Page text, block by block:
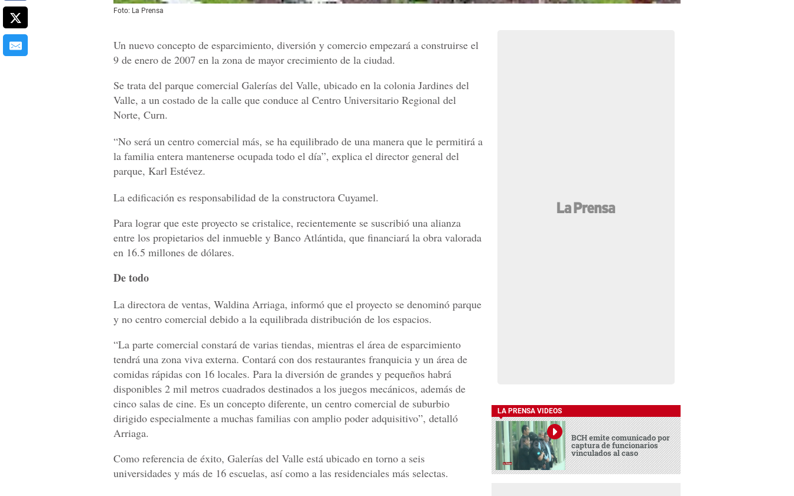
Foto: La Prensa
Un nuevo concepto de esparcimiento, diversión y comercio empezará a construirse el
9 de enero de 2007 en la zona de mayor crecimiento de la ciudad.
Se trata del parque comercial Galerías del Valle, ubicado en la colonia Jardines del
Valle, a un costado de la calle que conduce al Centro Universitario Regional del
Norte, Curn.
“No será un centro comercial más, se ha equilibrado de una manera que le permitirá a
la familia entera mantenerse ocupada todo el día”, explica el director general del
parque, Karl Estévez.
La edificación es responsabilidad de la constructora Cuyamel.
Para lograr que este proyecto se cristalice, recientemente se suscribió una alianza
entre los propietarios del inmueble y Banco Atlántida, que financiará la obra valorada
en 16.5 millones de dólares.
De todo
La directora de ventas, Waldina Arriaga, informó que el proyecto se denominó parque
y no centro comercial debido a la equilibrada distribución de los espacios.
“La parte comercial constará de varias tiendas, mientras el área de esparcimiento
tendrá una zona viva externa. Contará con dos restaurantes franquicia y un área de
comidas rápidas con 16 locales. Para la diversión de grandes y pequeños habrá
disponibles 2 mil metros cuadrados destinados a los juegos mecánicos, además de
cinco salas de cine. Es un concepto diferente, un centro comercial de suburbio
dirigido especialmente a muchas familias con amplio poder adquisitivo”, detalló
Arriaga.
Como referencia de éxito, Galerías del Valle está ubicado en torno a seis
universidades y más de 16 escuelas, así como a las residenciales más selectas.
LA PRENSA VIDEOS
BCH emite comunicado por
captura de funcionarios
vinculados al caso